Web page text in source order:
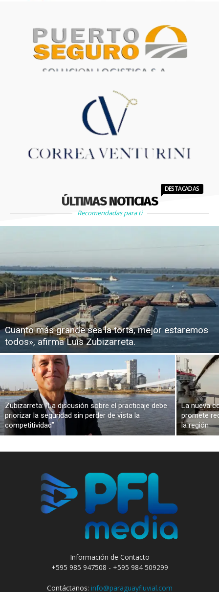
ÚLTIMAS NOTICIAS
DESTACADAS
Recomendadas para ti
Cuanto más grande sea la torta, mejor estaremos
todos», afirma Luis Zubizarreta.
Zubizarreta: “La discusión sobre el practicaje debe
priorizar la seguridad sin perder de vista la
competitividad”
La nueva
promete
la región
Información de Contacto
+595 985 947508 - +595 984 509299
Contáctanos: info@paraguayfluvial.com